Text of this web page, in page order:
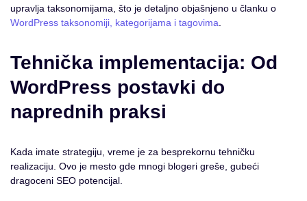
upravlja taksonomijama, što je detaljno objašnjeno u članku o
WordPress taksonomiji, kategorijama i tagovima
Tehnička implementacija: Od
WordPress postavki do
naprednih praksi
Kada imate strategiju, vreme je za besprekornu tehničku
realizaciju. Ovo je mesto gde mnogi blogeri greše, gubeći
dragoceni SEO potencijal.